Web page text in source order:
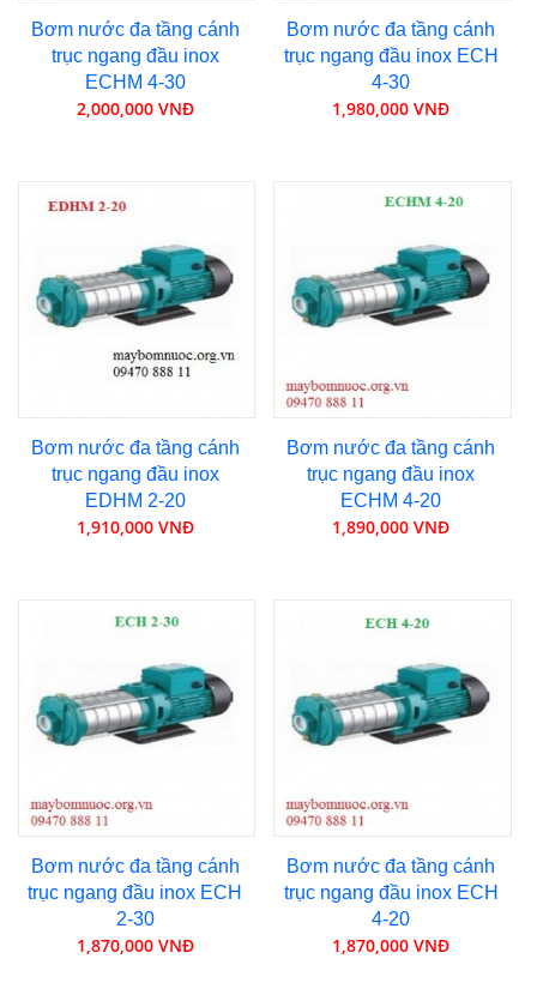
Bơm nước đa tầng cánh
trục ngang đầu inox
ECHM 4-30
2,000,000 VNĐ
Bơm nước đa tầng cánh
trục ngang đầu inox ECH
4-30
1,980,000 VNĐ
Bơm nước đa tầng cánh
trục ngang đầu inox
EDHM 2-20
1,910,000 VNĐ
Bơm nước đa tầng cánh
trục ngang đầu inox
ECHM 4-20
1,890,000 VNĐ
Bơm nước đa tầng cánh
trục ngang đầu inox ECH
2-30
1,870,000 VNĐ
Bơm nước đa tầng cánh
trục ngang đầu inox ECH
4-20
1,870,000 VNĐ